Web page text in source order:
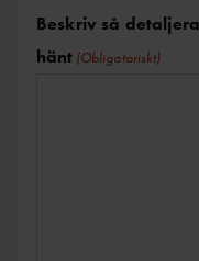
Beskriv så
hänt (Obligatoriskt)